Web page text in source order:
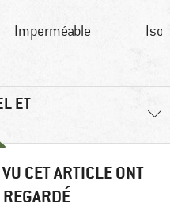
Imperméable
ET
CET ARTICLE ONT